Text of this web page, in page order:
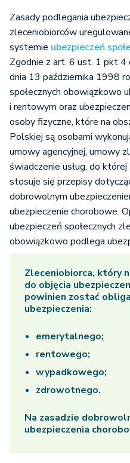
Zasady podlegania
zleceniobiorców
systemie ubezpieczeń
Zgodnie z art. 6 ust. 1 pkt
dnia 13 października 1998
społecznych obowiązkowo
i rentowym oraz
osoby fizyczne, które na
Polskiej są osobami
umowy agencyjnej, umowy
świadczenie usług, do
stosuje się przepisy
dobrowolnym
ubezpieczenie chorobowe.
ubezpieczeń społecznych
obowiązkowo podlega
Zleceniobiorca, który
do objęcia
powinien zostać
ubezpieczenia:
emerytalnego;
rentowego;
wypadkowego;
zdrowotnego.
Na zasadzie
ubezpieczenia